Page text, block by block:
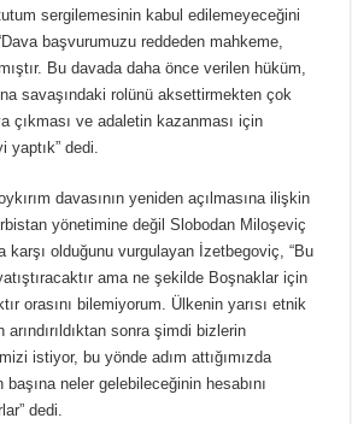
sergilemesinin kabul edilemeyeceğini
başvurumuzu reddeden mahkeme,
Bu davada daha önce verilen hüküm,
savaşındaki rolünü aksettirmekten çok
çıkması ve adaletin kazanması için
yaptık” dedi.
davasının yeniden açılmasına ilişkin
yönetimine değil Slobodan Miloşeviç
karşı olduğunu vurgulayan İzetbegoviç, “Bu
ama ne şekilde Boşnaklar için
orasını bilemiyorum. Ülkenin yarısı etnik
sonra şimdi bizlerin
istiyor, bu yönde adım attığımızda
neler gelebileceğinin hesabını
dedi.